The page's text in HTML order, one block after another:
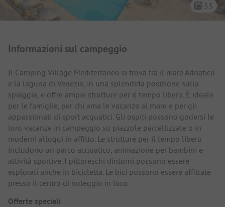
53
Informazioni sul campeggio
Il Camping Village Mediterraneo si trova tra il mare Adriatico
e la laguna di Venezia, in una splendida posizione sulla
spiaggia, e offre ampie strutture per il tempo libero. È ideale
per le famiglie, per chi ama le vacanze al mare e per gli
appassionati di sport acquatici. Gli ospiti possono godersi le
loro vacanze in campeggio su piazzole parcellizzate o in
moderni alloggi in affitto. Le strutture per il tempo libero
includono un parco acquatico, animazione per bambini e
attività sportive. I pittoreschi dintorni possono essere
esplorati anche in bicicletta. Le bici possono essere affittate
presso il centro di noleggio in loco.
Offerte speciali